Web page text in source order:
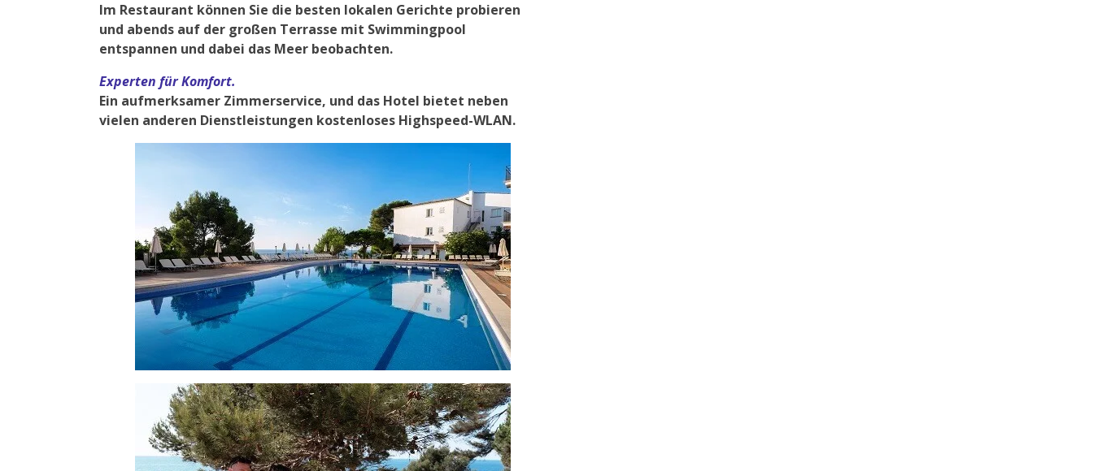
Im Restaurant können Sie die besten lokalen Gerichte probieren
und abends auf der großen Terrasse mit Swimmingpool
entspannen und dabei das Meer beobachten.
Experten für Komfort.
Ein aufmerksamer Zimmerservice, und das Hotel bietet neben
vielen anderen Dienstleistungen kostenloses Highspeed-WLAN.